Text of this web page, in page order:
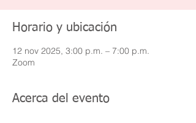
Horario y ubicación
12 nov 2025, 3:00 p.m. – 7:00 p.m.
Zoom
Acerca del evento